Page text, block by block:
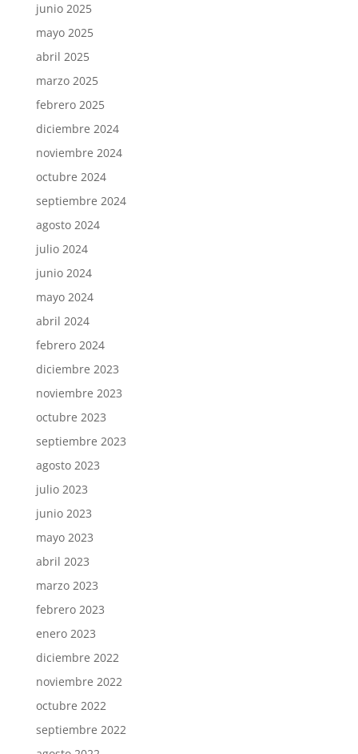
junio 2025
mayo 2025
abril 2025
marzo 2025
febrero 2025
diciembre 2024
noviembre 2024
octubre 2024
septiembre 2024
agosto 2024
julio 2024
junio 2024
mayo 2024
abril 2024
febrero 2024
diciembre 2023
noviembre 2023
octubre 2023
septiembre 2023
agosto 2023
julio 2023
junio 2023
mayo 2023
abril 2023
marzo 2023
febrero 2023
enero 2023
diciembre 2022
noviembre 2022
octubre 2022
septiembre 2022